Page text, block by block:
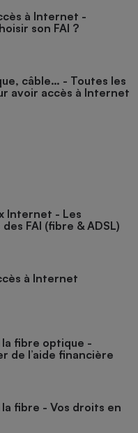
à Internet -
son FAI ?
câble… - Toutes les
avoir accès à Internet
Internet - Les
FAI (fibre & ADSL)
à Internet
fibre optique -
de l’aide financière
fibre - Vos droits en